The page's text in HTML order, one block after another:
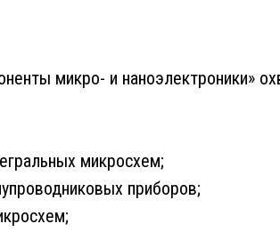
микро- и наноэлектроники»
микросхем;
приборов;